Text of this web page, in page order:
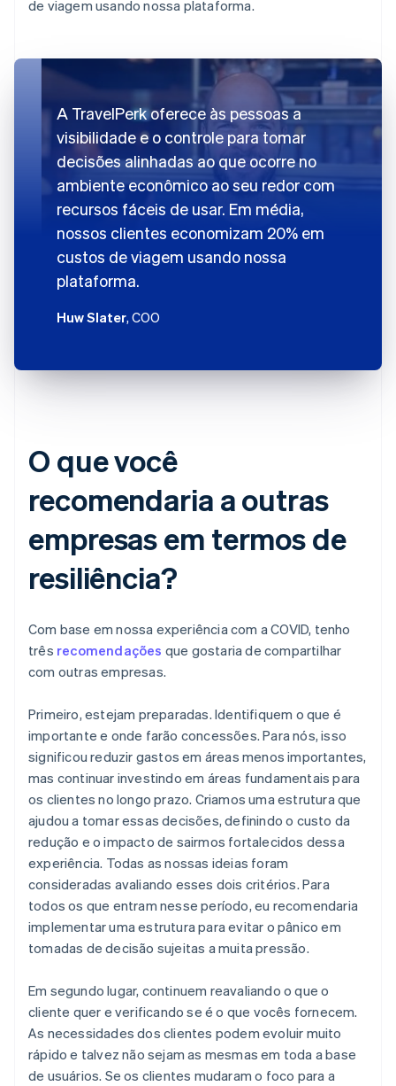
de viagem usando nossa plataforma.
A TravelPerk oferece às pessoas a
visibilidade e o controle para tomar
decisões alinhadas ao que ocorre no
ambiente econômico ao seu redor com
recursos fáceis de usar. Em média,
nossos clientes economizam 20% em
custos de viagem usando nossa
plataforma.
Huw Slater, COO
O que você
recomendaria a outras
empresas em termos de
resiliência?
Com base em nossa experiência com a COVID, tenho
três recomendações que gostaria de compartilhar
com outras empresas.
Primeiro, estejam preparadas. Identifiquem o que é
importante e onde farão concessões. Para nós, isso
significou reduzir gastos em áreas menos importantes,
mas continuar investindo em áreas fundamentais para
os clientes no longo prazo. Criamos uma estrutura que
ajudou a tomar essas decisões, definindo o custo da
redução e o impacto de sairmos fortalecidos dessa
experiência. Todas as nossas ideias foram
consideradas avaliando esses dois critérios. Para
todos os que entram nesse período, eu recomendaria
implementar uma estrutura para evitar o pânico em
tomadas de decisão sujeitas a muita pressão.
Em segundo lugar, continuem reavaliando o que o
cliente quer e verificando se é o que vocês fornecem.
As necessidades dos clientes podem evoluir muito
rápido e talvez não sejam as mesmas em toda a base
de usuários. Se os clientes mudaram o foco para a